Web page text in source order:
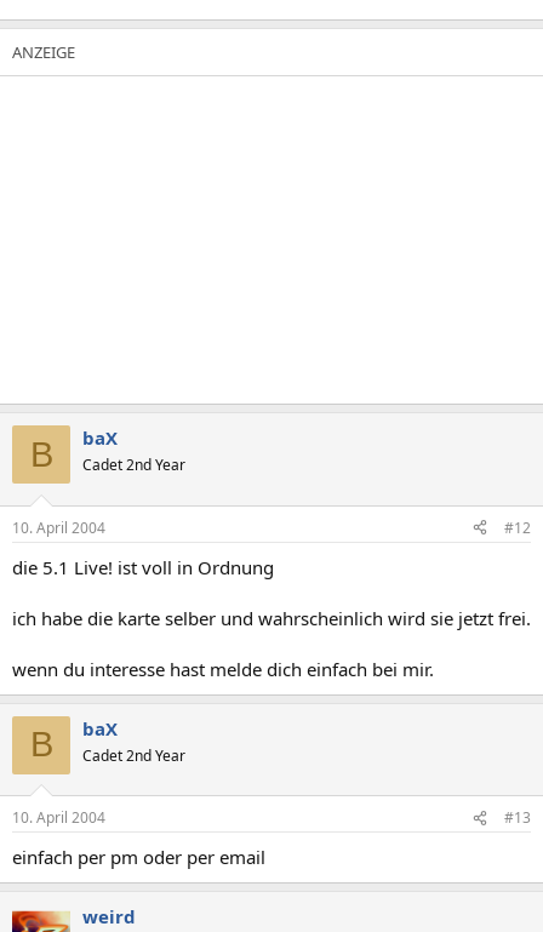
B baX
Cadet 2nd Year
10. April 2004 #12
die 5.1 Live! ist voll in Ordnung
ich habe die karte selber und wahrscheinlich wird sie jetzt frei.
wenn du interesse hast melde dich einfach bei mir.
B baX
Cadet 2nd Year
10. April 2004 #13
einfach per pm oder per email
weird